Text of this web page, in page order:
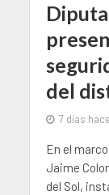
del
7 días hace
En el
Jaime
del Sol,